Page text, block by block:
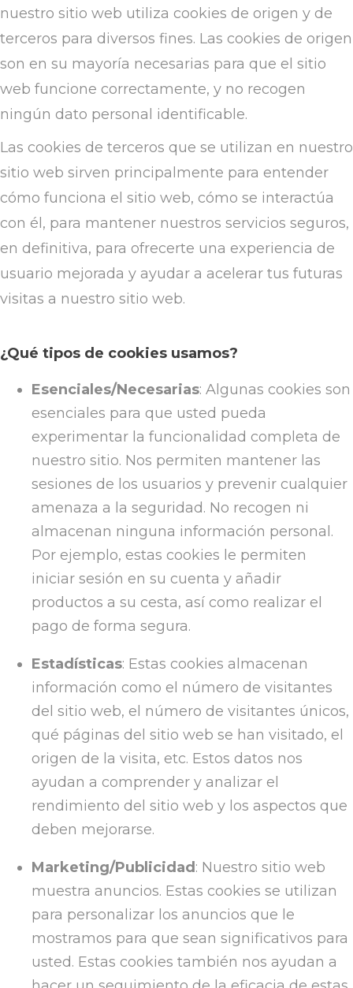
nuestro sitio web utiliza cookies de origen y de
terceros para diversos fines. Las cookies de origen
son en su mayoría necesarias para que el sitio
web funcione correctamente, y no recogen
ningún dato personal identificable.
Las cookies de terceros que se utilizan en nuestro
sitio web sirven principalmente para entender
cómo funciona el sitio web, cómo se interactúa
con él, para mantener nuestros servicios seguros,
en definitiva, para ofrecerte una experiencia de
usuario mejorada y ayudar a acelerar tus futuras
visitas a nuestro sitio web.
¿Qué tipos de cookies usamos?
Esenciales/Necesarias: Algunas cookies son
esenciales para que usted pueda
experimentar la funcionalidad completa de
nuestro sitio. Nos permiten mantener las
sesiones de los usuarios y prevenir cualquier
amenaza a la seguridad. No recogen ni
almacenan ninguna información personal.
Por ejemplo, estas cookies le permiten
iniciar sesión en su cuenta y añadir
productos a su cesta, así como realizar el
pago de forma segura.
Estadísticas: Estas cookies almacenan
información como el número de visitantes
del sitio web, el número de visitantes únicos,
qué páginas del sitio web se han visitado, el
origen de la visita, etc. Estos datos nos
ayudan a comprender y analizar el
rendimiento del sitio web y los aspectos que
deben mejorarse.
Marketing/Publicidad : Nuestro sitio web
muestra anuncios. Estas cookies se utilizan
para personalizar los anuncios que le
mostramos para que sean significativos para
usted. Estas cookies también nos ayudan a